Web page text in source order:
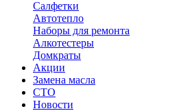
Салфетки
Автотепло
Наборы для ремонта
Алкотестеры
Домкраты
Акции
Замена масла
СТО
Новости